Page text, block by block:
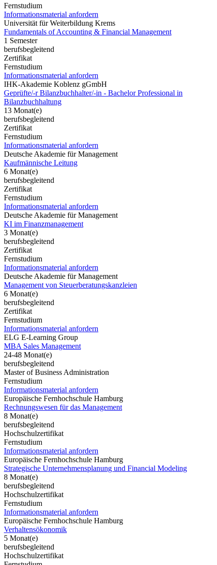
Fernstudium
Informationsmaterial anfordern
Universität für Weiterbildung Krems
Fundamentals of Accounting & Financial Management
1 Semester
berufsbegleitend
Zertifikat
Fernstudium
Informationsmaterial anfordern
IHK-Akademie Koblenz gGmbH
Geprüfte/-r Bilanzbuchhalter/-in - Bachelor Professional in
Bilanzbuchhaltung
13 Monat(e)
berufsbegleitend
Zertifikat
Fernstudium
Informationsmaterial anfordern
Deutsche Akademie für Management
Kaufmännische Leitung
6 Monat(e)
berufsbegleitend
Zertifikat
Fernstudium
Informationsmaterial anfordern
Deutsche Akademie für Management
KI im Finanzmanagement
3 Monat(e)
berufsbegleitend
Zertifikat
Fernstudium
Informationsmaterial anfordern
Deutsche Akademie für Management
Management von Steuerberatungskanzleien
6 Monat(e)
berufsbegleitend
Zertifikat
Fernstudium
Informationsmaterial anfordern
ELG E-Learning Group
MBA Sales Management
24-48 Monat(e)
berufsbegleitend
Master of Business Administration
Fernstudium
Informationsmaterial anfordern
Europäische Fernhochschule Hamburg
Rechnungswesen für das Management
8 Monat(e)
berufsbegleitend
Hochschulzertifikat
Fernstudium
Informationsmaterial anfordern
Europäische Fernhochschule Hamburg
Strategische Unternehmensplanung und Financial Modeling
8 Monat(e)
berufsbegleitend
Hochschulzertifikat
Fernstudium
Informationsmaterial anfordern
Europäische Fernhochschule Hamburg
Verhaltensökonomik
5 Monat(e)
berufsbegleitend
Hochschulzertifikat